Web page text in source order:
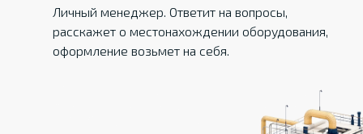
Личный менеджер. Ответит на вопросы,
расскажет о местонахождении оборудования,
оформление возьмет на себя.